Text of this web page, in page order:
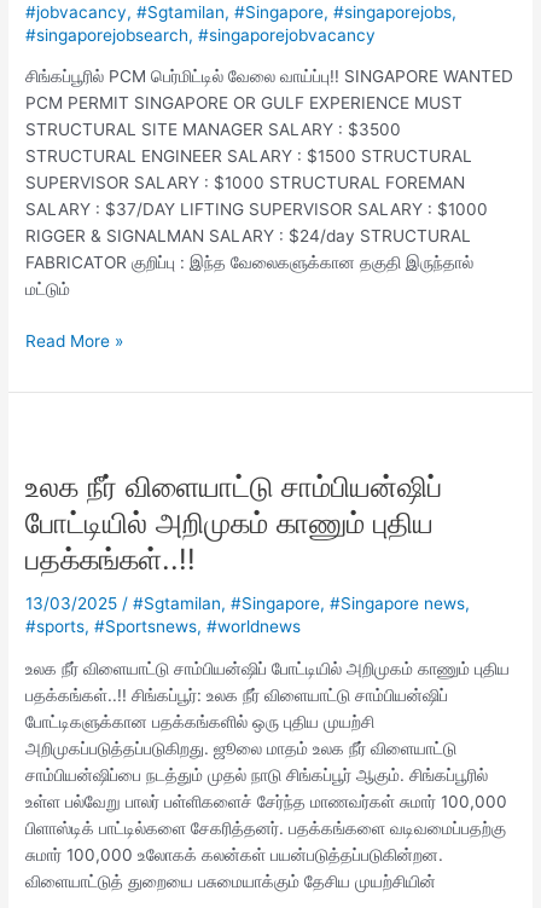
#jobvacancy,#Sgtamilan,#Singapore,#singaporejobs,
#singaporejobsearch,#singaporejobvacancy
சிங்கப்பூரில் PCM பெர்மிட்டில் வேலை வாய்ப்பு!! SINGAPORE WANTED
PCM PERMIT SINGAPORE OR GULF EXPERIENCE MUST
STRUCTURAL SITE MANAGER SALARY : $3500
STRUCTURAL ENGINEER SALARY : $1500 STRUCTURAL
SUPERVISOR SALARY : $1000 STRUCTURAL FOREMAN
SALARY : $37/DAY LIFTING SUPERVISOR SALARY : $1000
RIGGER & SIGNALMAN SALARY : $24/day STRUCTURAL
FABRICATOR குறிப்பு : இந்த வேலைகளுக்கான தகுதி இருந்தால்
மட்டும்
Read More »
உலக நீர் விளையாட்டு சாம்பியன்ஷிப்
போட்டியில் அறிமுகம் காணும் புதிய
பதக்கங்கள்..!!
13/03/2025 /#Sgtamilan,#Singapore,#Singapore news,
#sports,#Sportsnews,#worldnews
உலக நீர் விளையாட்டு சாம்பியன்ஷிப் போட்டியில் அறிமுகம் காணும் புதிய
பதக்கங்கள்..!! சிங்கப்பூர்: உலக நீர் விளையாட்டு சாம்பியன்ஷிப்
போட்டிகளுக்கான பதக்கங்களில் ஒரு புதிய முயற்சி
அறிமுகப்படுத்தப்படுகிறது. ஜூலை மாதம் உலக நீர் விளையாட்டு
சாம்பியன்ஷிப்பை நடத்தும் முதல் நாடு சிங்கப்பூர் ஆகும். சிங்கப்பூரில்
உள்ள பல்வேறு பாலர் பள்ளிகளைச் சேர்ந்த மாணவர்கள் சுமார் 100,000
பிளாஸ்டிக் பாட்டில்களை சேகரித்தனர். பதக்கங்களை வடிவமைப்பதற்கு
சுமார் 100,000 உலோகக் கலன்கள் பயன்படுத்தப்படுகின்றன.
விளையாட்டுத் துறையை பசுமையாக்கும் தேசிய முயற்சியின்
விளையாட்டு
சாம்பியன்ஷிப்
போட்டியில்
அறிமுகம்
புதிய